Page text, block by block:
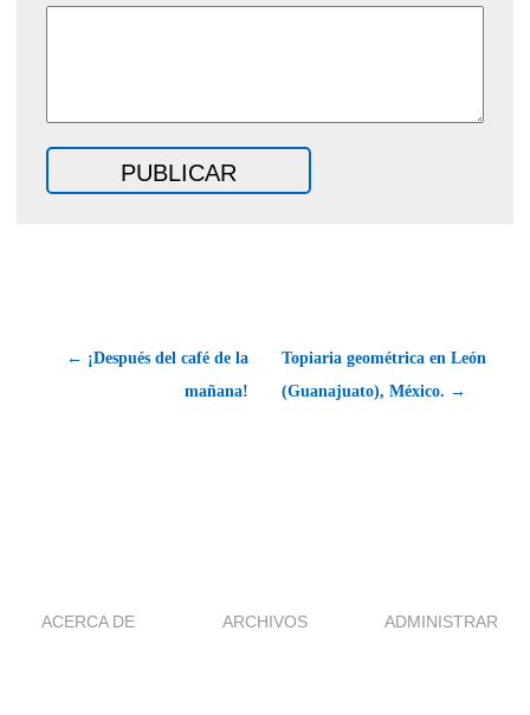
← ¡Después del café de la
mañana!
Topiaria geométrica en León
(Guanajuato), México. →
ACERCA DE ARCHIVOS ADMINISTRAR